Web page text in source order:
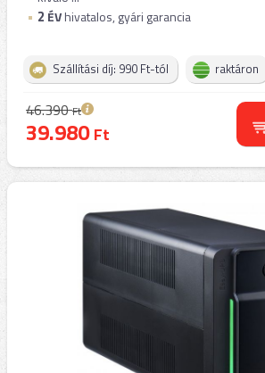
2 ÉVhivatalos, gyári garancia
Szállítási díj: 990 Ft-tól raktáron
46.390Ft
39.980Ft